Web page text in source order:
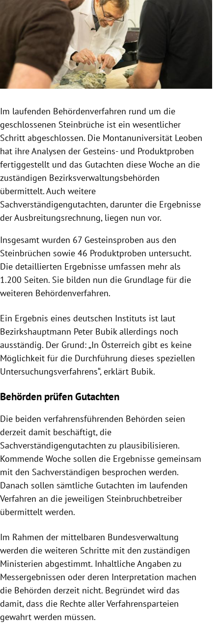
Untermenü
Untermenü
Untermenü
Im laufenden Behördenverfahren rund um die
geschlossenen Steinbrüche ist ein wesentlicher
Schritt abgeschlossen. Die Montanuniversität Leoben
hat ihre Analysen der Gesteins- und Produktproben
fertiggestellt und das Gutachten diese Woche an die
zuständigen Bezirksverwaltungsbehörden
übermittelt. Auch weitere
Sachverständigengutachten, darunter die Ergebnisse
der Ausbreitungsrechnung, liegen nun vor.
Insgesamt wurden 67 Gesteinsproben aus den
Steinbrüchen sowie 46 Produktproben untersucht.
Die detaillierten Ergebnisse umfassen mehr als
1.200 Seiten. Sie bilden nun die Grundlage für die
weiteren Behördenverfahren.
Ein Ergebnis eines deutschen Instituts ist laut
Bezirkshauptmann Peter Bubik allerdings noch
ausständig. Der Grund: „In Österreich gibt es keine
Möglichkeit für die Durchführung dieses speziellen
Untersuchungsverfahrens“, erklärt Bubik.
Behörden prüfen Gutachten
Die beiden verfahrensführenden Behörden seien
derzeit damit beschäftigt, die
Sachverständigengutachten zu plausibilisieren.
Kommende Woche sollen die Ergebnisse gemeinsam
mit den Sachverständigen besprochen werden.
Danach sollen sämtliche Gutachten im laufenden
Verfahren an die jeweiligen Steinbruchbetreiber
übermittelt werden.
Im Rahmen der mittelbaren Bundesverwaltung
werden die weiteren Schritte mit den zuständigen
Ministerien abgestimmt. Inhaltliche Angaben zu
Messergebnissen oder deren Interpretation machen
die Behörden derzeit nicht. Begründet wird das
damit, dass die Rechte aller Verfahrensparteien
gewahrt werden müssen.